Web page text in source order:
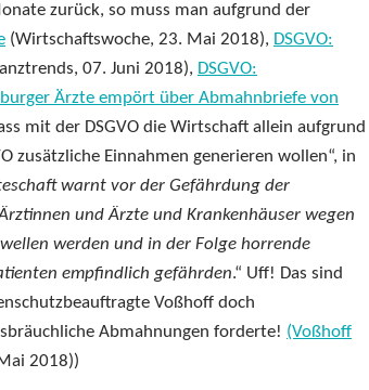
zurück, so muss man aufgrund der
(Wirtschaftswoche, 23. Mai 2018), DSGVO:
07. Juni 2018), DSGVO:
Ärzte empört über Abmahnbriefe von
mit der DSGVO die Wirtschaft allein aufgrund
zusätzliche Einnahmen generieren wollen“, in
warnt vor der Gefährdung der
und Ärzte und Krankenhäuser wegen
werden und in der Folge horrende
empfindlich gefährden.“ Uff! Das sind
Voßhoff doch
Abmahnungen forderte! (Voßhoff
2018))